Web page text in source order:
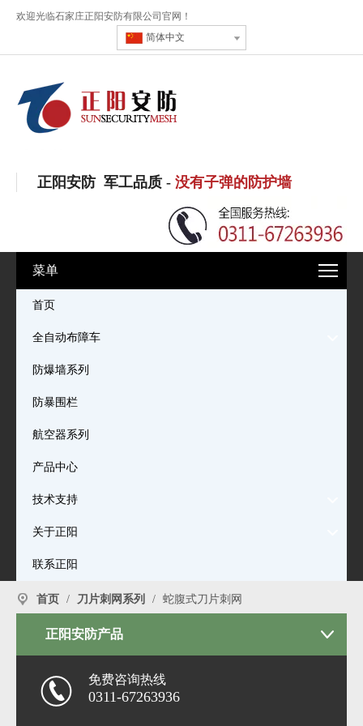
欢迎光临石家庄正阳安防有限公司官网！
简体中文
正阳安防 军工品质 - 没有子弹的防护墙
菜单
首页
全自动布障车
防爆墙系列
防暴围栏
航空器系列
产品中心
技术支持
关于正阳
联系正阳
首页 / 刀片刺网系列 / 蛇腹式刀片刺网
正阳安防产品
免费咨询热线
0311-67263936